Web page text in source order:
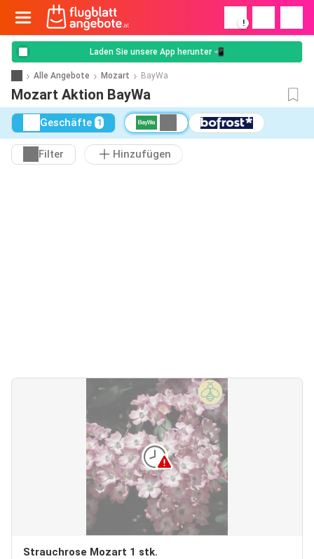
!
Laden Sie unsere App herunter 📲
Alle Angebote Mozart BayWa
Mozart Aktion BayWa
Geschäfte 1
Filter Hinzufügen
Strauchrose Mozart 1 stk.